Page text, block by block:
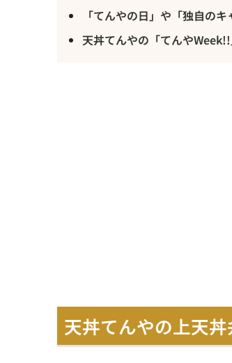
「てんやの日」や「独自の
天丼てんやの「てんや
天丼てんやの上天